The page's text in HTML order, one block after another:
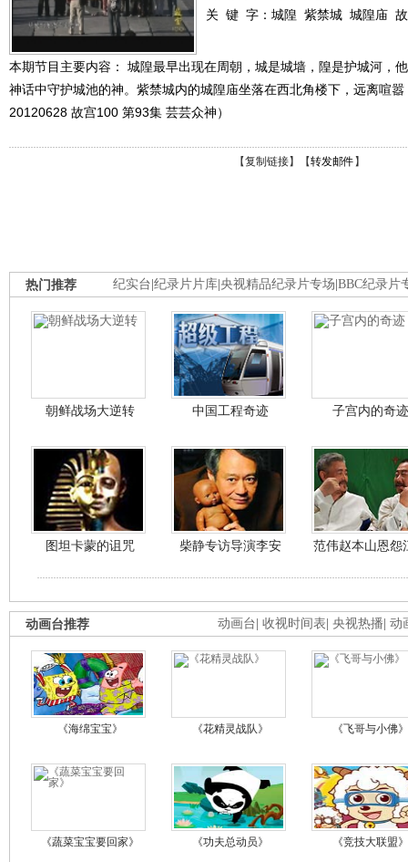
关 键 字： 城隍 紫禁城 城隍庙
本期节目主要内容： 城隍最早出现在周朝，城是城墙，隍是护城河，
神话中守护城池的神。紫禁城内的城隍庙坐落在西北角楼下，远离喧
20120628 故宫100 第93集 芸芸众神）
【复制链接】【转发邮件 】
纪实台 纪录片片库 央视精品纪录片专场 BBC纪录片
热门推荐
朝鲜战场大逆转 中国工程奇迹 子宫内的奇迹
图坦卡蒙的诅咒 柴静专访导演李安 范伟赵本山恩怨
动画台 收视时间表 央视热播 动
动画台推荐
《海绵宝宝》 《花精灵战队》 《飞哥与小佛》
《蔬菜宝宝要回家》 《功夫总动员》 《竞技大联盟》